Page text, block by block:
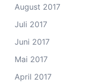
August 2017
Juli 2017
Juni 2017
Mai 2017
April 2017